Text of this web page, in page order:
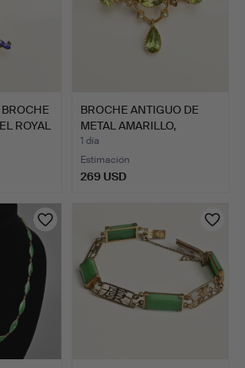
ROYAL
BROCHE ANTIGUO DE
METAL AMARILLO,
PERIDOTO…
1 día
Estimación
269 USD